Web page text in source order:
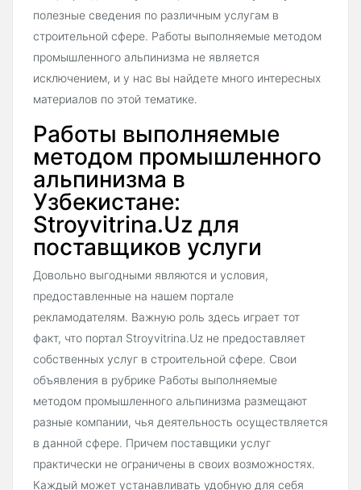
полезные сведения по различным услугам в
строительной сфере. Работы выполняемые методом
промышленного альпинизма не является
исключением, и у нас вы найдете много интересных
материалов по этой тематике.
Работы выполняемые
методом промышленного
альпинизма в
Узбекистане:
Stroyvitrina.Uz для
поставщиков услуги
Довольно выгодными являются и условия,
предоставленные на нашем портале
рекламодателям. Важную роль здесь играет тот
факт, что портал Stroyvitrina.Uz не предоставляет
собственных услуг в строительной сфере. Свои
объявления в рубрике Работы выполняемые
методом промышленного альпинизма размещают
разные компании, чья деятельность осуществляется
в данной сфере. Причем поставщики услуг
практически не ограничены в своих возможностях.
Каждый может устанавливать удобную для себя